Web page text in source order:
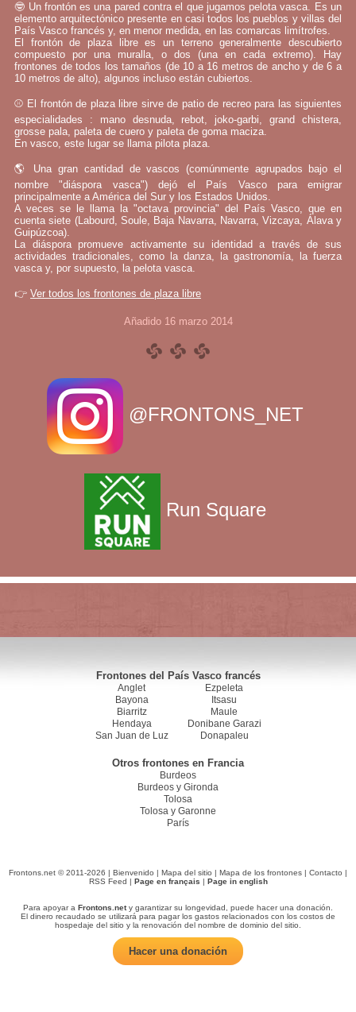
🤓 Un frontón es una pared contra el que jugamos pelota vasca. Es un
elemento arquitectónico presente en casi todos los pueblos y villas del
País Vasco francés y, en menor medida, en las comarcas limítrofes.
El frontón de plaza libre es un terreno generalmente descubierto
compuesto por una muralla, o dos (una en cada extremo). Hay
frontones de todos los tamaños (de 10 a 16 metros de ancho y de 6 a
10 metros de alto), algunos incluso están cubiertos.
⚾ El frontón de plaza libre sirve de patio de recreo para las siguientes
especialidades : mano desnuda, rebot, joko-garbi, grand chistera,
grosse pala, paleta de cuero y paleta de goma maciza.
En vasco, este lugar se llama pilota plaza.
🌎 Una gran cantidad de vascos (comúnmente agrupados bajo el
nombre "diáspora vasca") dejó el País Vasco para emigrar
principalmente a América del Sur y los Estados Unidos.
A veces se le llama la "octava provincia" del País Vasco, que en
cuenta siete (Labourd, Soule, Baja Navarra, Navarra, Vizcaya, Álava y
Guipúzcoa).
La diáspora promueve activamente su identidad a través de sus
actividades tradicionales, como la danza, la gastronomía, la fuerza
vasca y, por supuesto, la pelota vasca.
👉 Ver todos los frontones de plaza libre
Añadido 16 marzo 2014
@FRONTONS_NET
Run Square
Frontones del País Vasco francés
Anglet
Bayona
Biarritz
Hendaya
San Juan de Luz
Ezpeleta
Itsasu
Maule
Donibane Garazi
Donapaleu
Otros frontones en Francia
Burdeos
Burdeos y Gironda
Tolosa
Tolosa y Garonne
París
Frontons.net © 2011-2026 | Bienvenido | Mapa del sitio | Mapa de los frontones | Contacto |
RSS Feed | Page en français | Page in english
Para apoyar a Frontons.nety garantizar su longevidad, puede hacer una donación.
El dinero recaudado se utilizará para pagar los gastos relacionados con los costos de
hospedaje del sitio y la renovación del nombre de dominio del sitio.
Hacer una donación